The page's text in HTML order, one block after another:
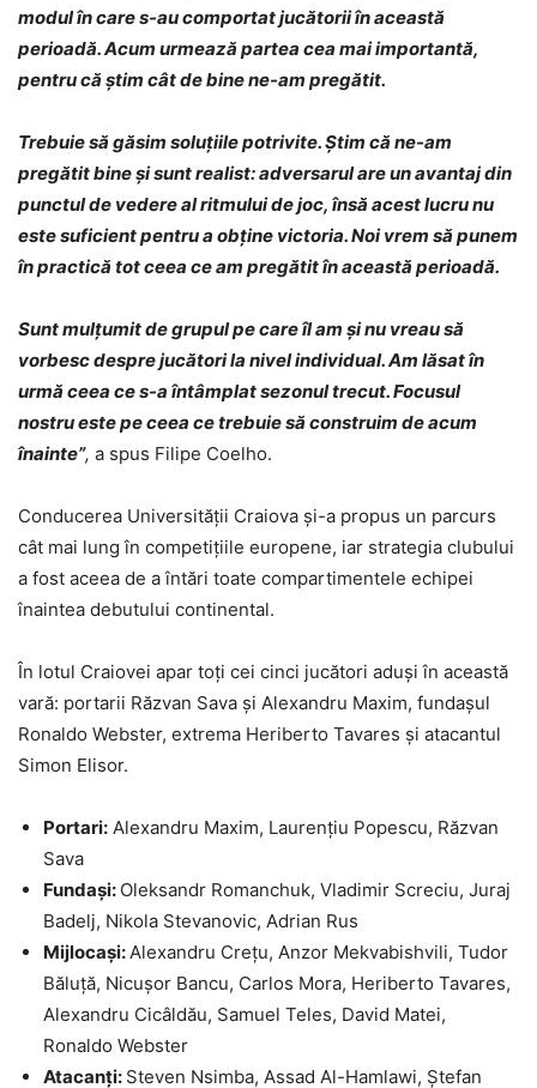
modul în care s-au comportat jucătorii în această
perioadă. Acum urmează partea cea mai importantă,
pentru că știm cât de bine ne-am pregătit.
Trebuie să găsim soluțiile potrivite. Știm că ne-am
pregătit bine și sunt realist: adversarul are un avantaj din
punctul de vedere al ritmului de joc, însă acest lucru nu
este suficient pentru a obține victoria. Noi vrem să punem
în practică tot ceea ce am pregătit în această perioadă.
Sunt mulțumit de grupul pe care îl am și nu vreau să
vorbesc despre jucători la nivel individual. Am lăsat în
urmă ceea ce s-a întâmplat sezonul trecut. Focusul
nostru este pe ceea ce trebuie să construim de acum
înainte”, a spus Filipe Coelho.
Conducerea Universității Craiova și-a propus un parcurs
cât mai lung în competițiile europene, iar strategia clubului
a fost aceea de a întări toate compartimentele echipei
înaintea debutului continental.
În lotul Craiovei apar toți cei cinci jucători aduși în această
vară: portarii Răzvan Sava și Alexandru Maxim, fundașul
Ronaldo Webster, extrema Heriberto Tavares și atacantul
Simon Elisor.
Portari: Alexandru Maxim, Laurențiu Popescu, Răzvan
Sava
Fundași: Oleksandr Romanchuk, Vladimir Screciu, Juraj
Badelj, Nikola Stevanovic, Adrian Rus
Mijlocași:Alexandru Crețu, Anzor Mekvabishvili, Tudor
Băluță, Nicușor Bancu, Carlos Mora, Heriberto Tavares,
Alexandru Cicâldău, Samuel Teles, David Matei,
Ronaldo Webster
Atacanți: Steven Nsimba, Assad Al-Hamlawi, Ștefan